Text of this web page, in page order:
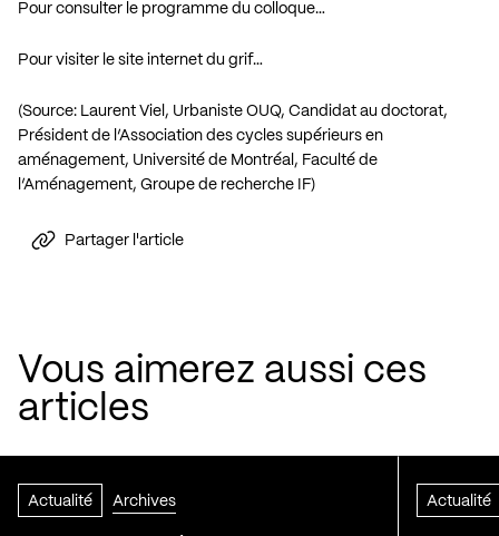
Pour consulter le programme du colloque…
Pour visiter le site internet du grif…
(Source: Laurent Viel, Urbaniste OUQ, Candidat au doctorat,
Président de l’Association des cycles supérieurs en
aménagement, Université de Montréal, Faculté de
l’Aménagement, Groupe de recherche IF)
Partager l'article
Vous aimerez aussi ces
articles
Actualité Archives Actualité